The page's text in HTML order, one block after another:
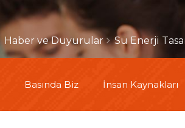
Haber ve Duyurular Su Enerji
Basında Biz İnsan Kaynakları